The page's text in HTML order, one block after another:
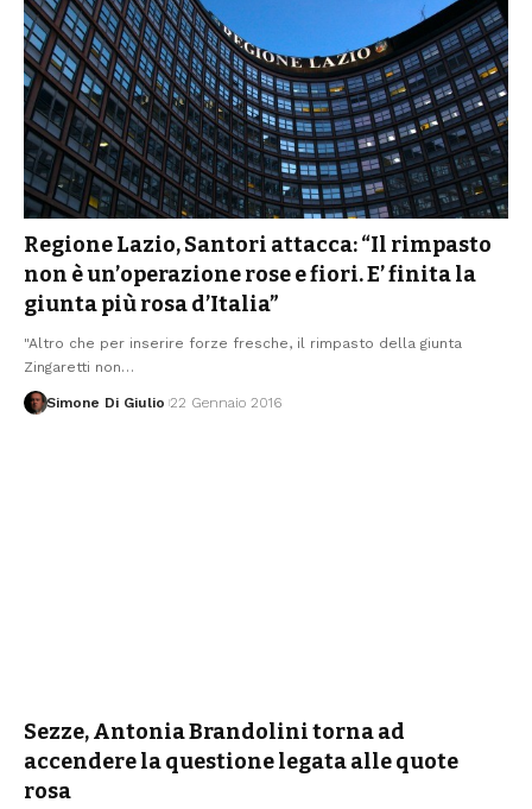
Regione Lazio, Santori attacca: “Il rimpasto
non è un’operazione rose e fiori. E’ finita la
giunta più rosa d’Italia”
"Altro che per inserire forze fresche, il rimpasto della giunta
Zingaretti non…
Simone Di Giulio 22 Gennaio 2016
Sezze, Antonia Brandolini torna ad
accendere la questione legata alle quote
rosa